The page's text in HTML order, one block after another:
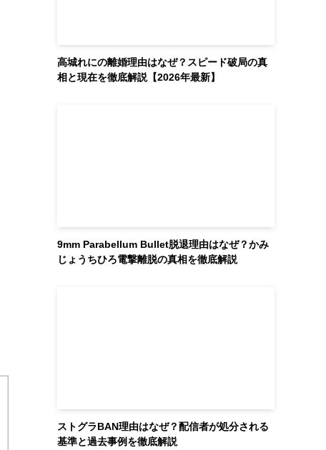
高城れにの離婚理由はなぜ？スピード破局の真
相と現在を徹底解説【2026年最新】
9mm Parabellum Bullet脱退理由はなぜ？かみ
じょうちひろ電撃離脱の真相を徹底解説
ストグラBAN理由はなぜ？配信者が処分される
基準と過去事例を徹底解説